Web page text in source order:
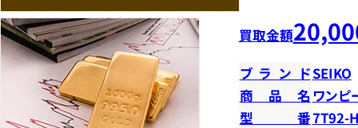
買取金額
ブランドSEIKO
商品名 ワンピ
型番7T92-